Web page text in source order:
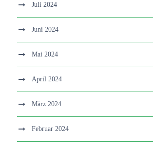
Juli 2024
Juni 2024
Mai 2024
April 2024
März 2024
Februar 2024